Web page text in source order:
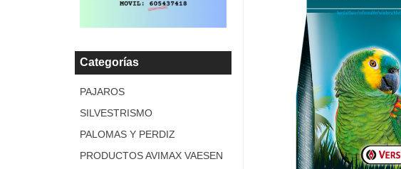
Categorías
PAJAROS
SILVESTRISMO
PALOMAS Y PERDIZ
PRODUCTOS AVIMAX VAESEN